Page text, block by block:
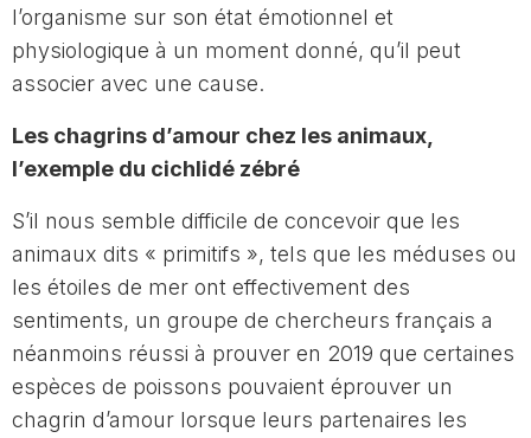
l’organisme sur son état émotionnel et
physiologique à un moment donné, qu’il peut
associer avec une cause.
Les chagrins d’amour chez les animaux,
l’exemple du cichlidé zébré
S’il nous semble difficile de concevoir que les
animaux dits « primitifs », tels que les méduses ou
les étoiles de mer ont effectivement des
sentiments, un groupe de chercheurs français a
néanmoins réussi à prouver en 2019 que certaines
espèces de poissons pouvaient éprouver un
chagrin d’amour lorsque leurs partenaires les